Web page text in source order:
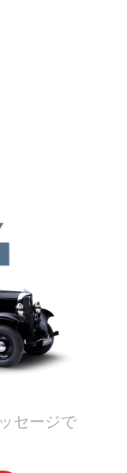
セージで